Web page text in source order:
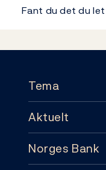
Fant du det du
Tema
Tema
Pengepolitikk
Aktuelt
Aktuelt
Norges Bank